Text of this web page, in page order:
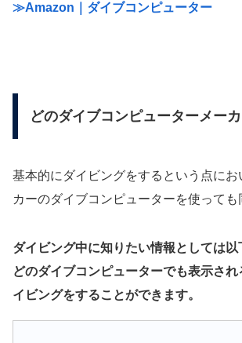
≫Amazon｜ダイブコンピューター
どのダイブコンピューターメー
基本的にダイビングをするという点にお
カーのダイブコンピューターを使っても
ダイビング中に知りたい情報としては以
どのダイブコンピューターでも表示さ
イビングをすることができます。